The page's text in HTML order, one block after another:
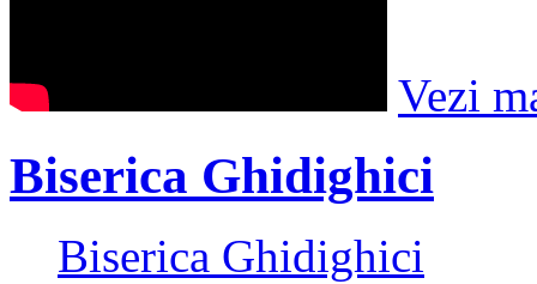
Vezi
Biserica Ghidighici
Biserica Ghidighici